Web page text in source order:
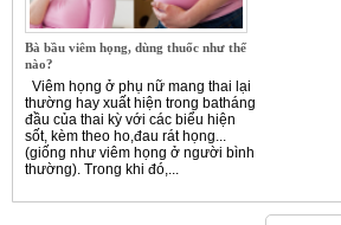
Bà bầu viêm họng, dùng thuốc như thế
nào?
Viêm họng ở phụ nữ mang thai lại
thường hay xuất hiện trong batháng
đầu của thai kỳ với các biểu hiện
sốt, kèm theo ho,đau rát họng...
(giống như viêm họng ở người bình
thường). Trong khi đó,...